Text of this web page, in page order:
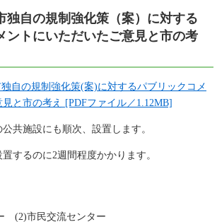
独自の規制強化策（案）に対する
ントにいただいたご意見と市の考
自の規制強化策(案)に対するパブリックコメ
と市の考え [PDFファイル／1.12MB]
共施設にも順次、設置します。
するのに2週間程度かかります。
(2)市民交流センター